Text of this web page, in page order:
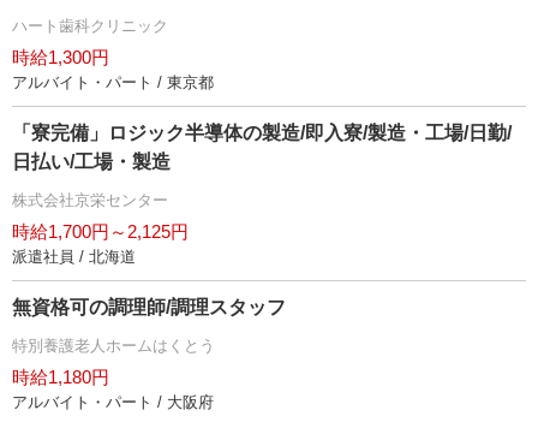
ハート歯科クリニック
時給1,300円
アルバイト・パート / 東京都
「寮完備」ロジック半導体の製造/即入寮/製造・工場/日勤/
日払い/工場・製造
株式会社京栄センター
時給1,700円～2,125円
派遣社員 / 北海道
無資格可の調理師/調理スタッフ
特別養護老人ホームはくとう
時給1,180円
アルバイト・パート / 大阪府